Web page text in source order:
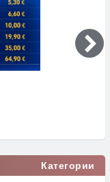
Категории